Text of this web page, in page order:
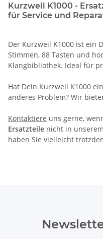
Kurzweil K1000 -
für Service und
Der Kurzweil K1000 ist ein
Stimmen, 88 Tasten und
Klangbibliothek. Ideal für
Hat Dein Kurzweil K1000
anderes Problem? Wir
Kontaktiere uns gerne,
Ersatzteile nicht in
haben Sie vielleicht